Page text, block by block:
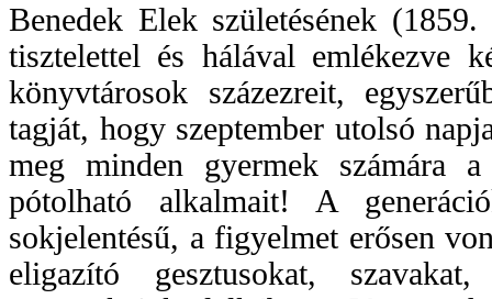
Benedek Elek születésének
tisztelettel és hálával emlékezve
könyvtárosok százezreit,
tagját, hogy szeptember utolsó
meg minden gyermek számára a
pótolható alkalmait! A
sokjelentésű, a figyelmet erősen
eligazító gesztusokat,